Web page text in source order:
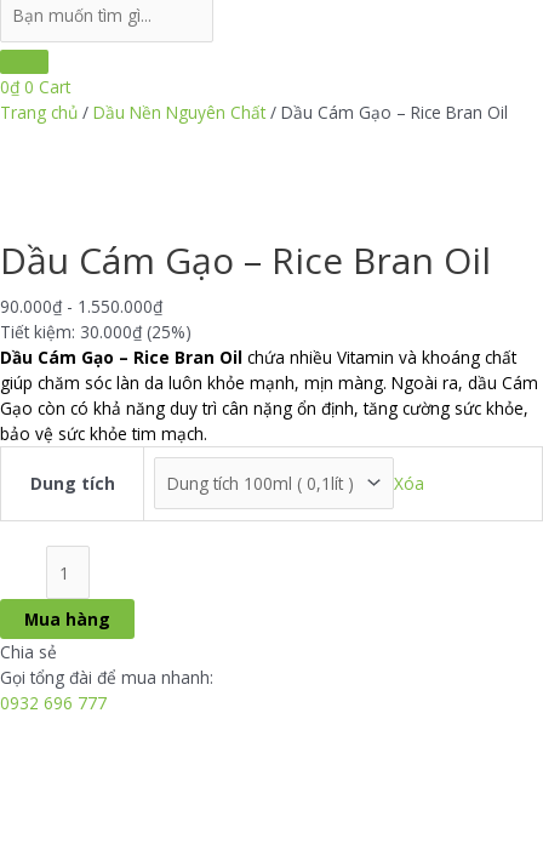
0₫ 0 Cart
Trang chủ / Dầu Nền Nguyên Chất/ Dầu Cám Gạo – Rice Bran Oil
Dầu Cám Gạo – Rice Bran Oil
90.000₫- 1.550.000₫
Tiết kiệm: 30.000₫ (25%)
Dầu Cám Gạo – Rice Bran Oil chứa nhiều Vitamin và khoáng chất
giúp chăm sóc làn da luôn khỏe mạnh, mịn màng. Ngoài ra, dầu Cám
Gạo còn có khả năng duy trì cân nặng ổn định, tăng cường sức khỏe,
bảo vệ sức khỏe tim mạch.
Dung tích Xóa
Gạo
-
Rice
Bran
Oil
Mua hàng
Chia sẻ
Gọi tổng đài để mua nhanh:
0932 696 777